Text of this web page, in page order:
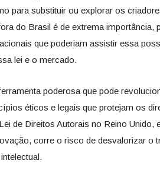
para substituir ou explorar os
do Brasil é de extrema importância,
que poderiam assistir essa
lei e o mercado.
poderosa que pode
éticos e legais que protejam os
de Direitos Autorais no Reino Unido,
corre o risco de desvalorizar o